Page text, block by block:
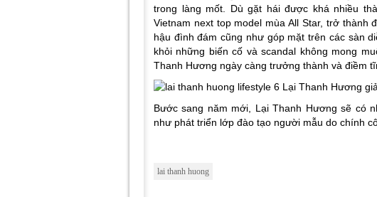
trong làng mốt. Dù gặt hái được khá nhiều
Vietnam next top model mùa All Star, trở thành
hậu đình đám cũng như góp mặt trên các sàn
khỏi những biến cố và scandal không mong
Thanh Hương ngày càng trưởng thành và điềm
Bước sang năm mới, Lại Thanh Hương sẽ có
như phát triển lớp đào tạo người mẫu do chính
lai thanh huong